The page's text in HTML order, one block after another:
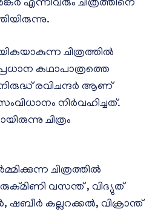
എന്നിവരും ചിത്രത്തിനെ
ചിത്രത്തില്‍
കഥാപാത്രത്തെ
രവിചന്ദര്‍ ആണ്
നിര്‍വഹിച്ചത്.
ചിത്രം
ചിത്രത്തില്‍
വസന്ത് , വിദ്യുത്
കല്ലറക്കല്‍, വിക്രാന്ത്